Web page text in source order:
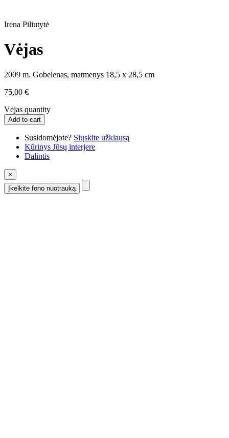
Irena Piliutytė
Vėjas
2009 m. Gobelenas, matmenys 18,5 x 28,5 cm
75,00 €
Vėjas quantity
Add to cart
Susidomėjote? Siųskite užklausą
Kūrinys Jūsų interjere
Dalintis
×
Įkelkite fono nuotrauką